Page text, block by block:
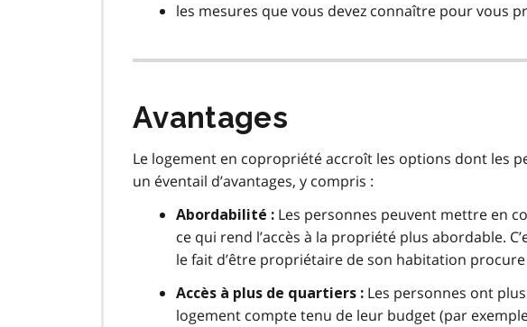
les mesures que vous devez connaître pour vous
Avantages
Le logement en copropriété accroît les options dont les
un éventail d’avantages, y compris :
Abordabilité : Les personnes peuvent mettre en
ce qui rend l’accès à la propriété plus abordable.
le fait d’être propriétaire de son habitation
Accès à plus de quartiers : Les personnes ont
logement compte tenu de leur budget (par